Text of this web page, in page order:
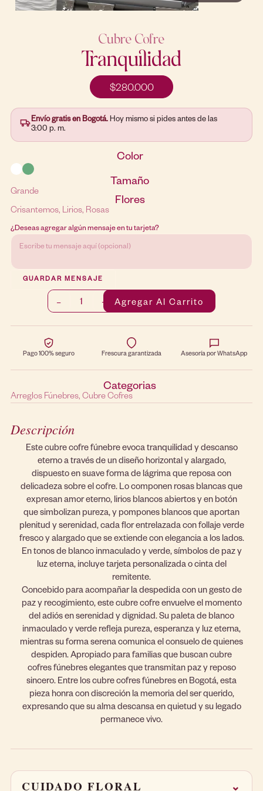
Cubre Cofre
Tranquilidad
$280.000
Envío gratis en Bogotá.Hoy mismo si pides antes de las
3:00 p. m.
Color
Tamaño
Grande
Flores
Crisantemos Lirios Rosas
¿Deseas agregar algún mensaje en tu tarjeta?
GUARDAR MENSAJE
– 1 + Agregar Al Carrito
Pago 100% seguro Frescura garantizada Asesoría por WhatsApp
Categorias
Arreglos Fúnebres Cubre Cofres
Descripción
Este cubre cofre fúnebre evoca tranquilidad y descanso
eterno a través de un diseño horizontal y alargado,
dispuesto en suave forma de lágrima que reposa con
delicadeza sobre el cofre. Lo componen rosas blancas que
expresan amor eterno, lirios blancos abiertos y en botón
que simbolizan pureza, y pompones blancos que aportan
plenitud y serenidad, cada flor entrelazada con follaje verde
fresco y alargado que se extiende con elegancia a los lados.
En tonos de blanco inmaculado y verde, símbolos de paz y
luz eterna, incluye tarjeta personalizada o cinta del
remitente.
Concebido para acompañar la despedida con un gesto de
paz y recogimiento, este cubre cofre envuelve el momento
del adiós en serenidad y dignidad. Su paleta de blanco
inmaculado y verde refleja pureza, esperanza y luz eterna,
mientras su forma serena comunica el consuelo de quienes
despiden. Apropiado para familias que buscan cubre
cofres fúnebres elegantes que transmitan paz y reposo
sincero. Entre los cubre cofres fúnebres en Bogotá, esta
pieza honra con discreción la memoria del ser querido,
expresando que su alma descansa en quietud y su legado
permanece vivo.
CUIDADO FLORAL ⌄